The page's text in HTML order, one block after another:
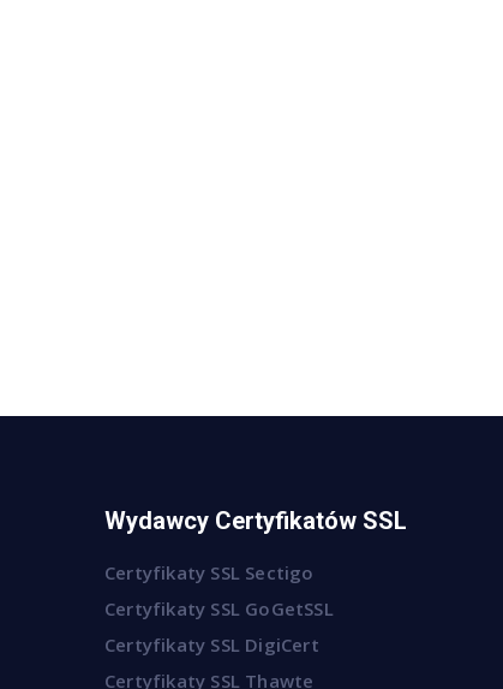
Wydawcy Certyfikatów SSL
Certyfikaty SSL Sectigo
Certyfikaty SSL GoGetSSL
Certyfikaty SSL DigiCert
Certyfikaty SSL Thawte